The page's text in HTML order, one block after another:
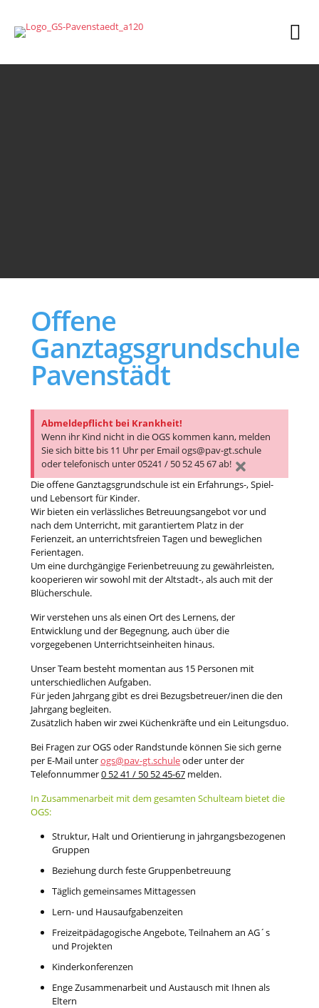
Offene
Ganztagsgrundschule
Pavenstädt
Abmeldepflicht bei Krankheit!
Wenn ihr Kind nicht in die OGS kommen kann, melden
Sie sich bitte bis 11 Uhr per Email ogs@pav-gt.schule
oder telefonisch unter 05241 / 50 52 45 67 ab!
Die offene Ganztagsgrundschule ist ein Erfahrungs-, Spiel-
und Lebensort für Kinder.
Wir bieten ein verlässliches Betreuungsangebot vor und
nach dem Unterricht, mit garantiertem Platz in der
Ferienzeit, an unterrichtsfreien Tagen und beweglichen
Ferientagen.
Um eine durchgängige Ferienbetreuung zu gewährleisten,
kooperieren wir sowohl mit der Altstadt-, als auch mit der
Blücherschule.
Wir verstehen uns als einen Ort des Lernens, der
Entwicklung und der Begegnung, auch über die
vorgegebenen Unterrichtseinheiten hinaus.
Unser Team besteht momentan aus 15 Personen mit
unterschiedlichen Aufgaben.
Für jeden Jahrgang gibt es drei Bezugsbetreuer/inen die den
Jahrgang begleiten.
Zusätzlich haben wir zwei Küchenkräfte und ein Leitungsduo.
Bei Fragen zur OGS oder Randstunde können Sie sich gerne
per E-Mail unterogs@pav-gt.schuleoder unter der
Telefonnummer0 52 41 / 50 52 45-67 melden.
In Zusammenarbeit mit dem gesamten Schulteam bietet die
OGS:
Struktur, Halt und Orientierung in jahrgangsbezogenen
Gruppen
Beziehung durch feste Gruppenbetreuung
Täglich gemeinsames Mittagessen
Lern- und Hausaufgabenzeiten
Freizeitpädagogische Angebote, Teilnahem an AG´s
und Projekten
Kinderkonferenzen
Enge Zusammenarbeit und Austausch mit Ihnen als
Eltern